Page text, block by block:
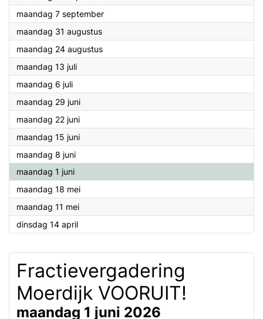
maandag 7 september2026
maandag 31 augustus2026
maandag 24 augustus2026
maandag 13 juli2026
maandag 6 juli2026
maandag 29 juni2026
maandag 22 juni2026
maandag 15 juni2026
maandag 8 juni2026
maandag 1 juni2026
maandag 18 mei2026
maandag 11 mei2026
dinsdag 14 april2026
Fractievergadering
Moerdijk VOORUIT!
maandag 1 juni 2026